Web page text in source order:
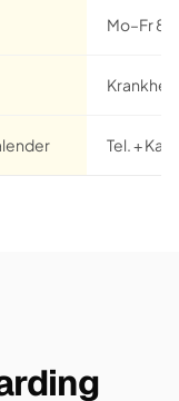
Mo–Fr
Krankheit
Tel. +